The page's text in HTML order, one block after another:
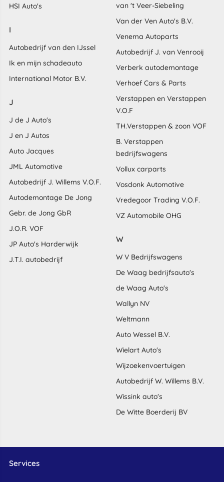
HSI Auto's
I
Autobedrijf van den IJssel
Ik en mijn schadeauto
International Motor B.V.
J
J de J Auto's
J en J Autos
Auto Jacques
JML Automotive
Autobedrijf J. Willems V.O.F.
Autodemontage De Jong
Gebr. de Jong GbR
J.O.R. VOF
JP Auto's Harderwijk
J.T.I. autobedrijf
van 't Veer-Siebeling
Van der Ven Auto's B.V.
Venema Autoparts
Autobedrijf J. van Venrooij
Verberk autodemontage
Verhoef Cars & Parts
Verstappen en Verstappen
V.O.F
TH.Verstappen & zoon VOF
B. Verstappen
bedrijfswagens
Vollux carparts
Vosdonk Automotive
Vredegoor Trading V.O.F.
VZ Automobile OHG
W
W V Bedrijfswagens
De Waag bedrijfsauto's
de Waag Auto's
Wallyn NV
Weltmann
Auto Wessel B.V.
Wielart Auto's
Wijzoekenvoertuigen
Autobedrijf W. Willems B.V.
Wissink auto's
De Witte Boerderij BV
Services